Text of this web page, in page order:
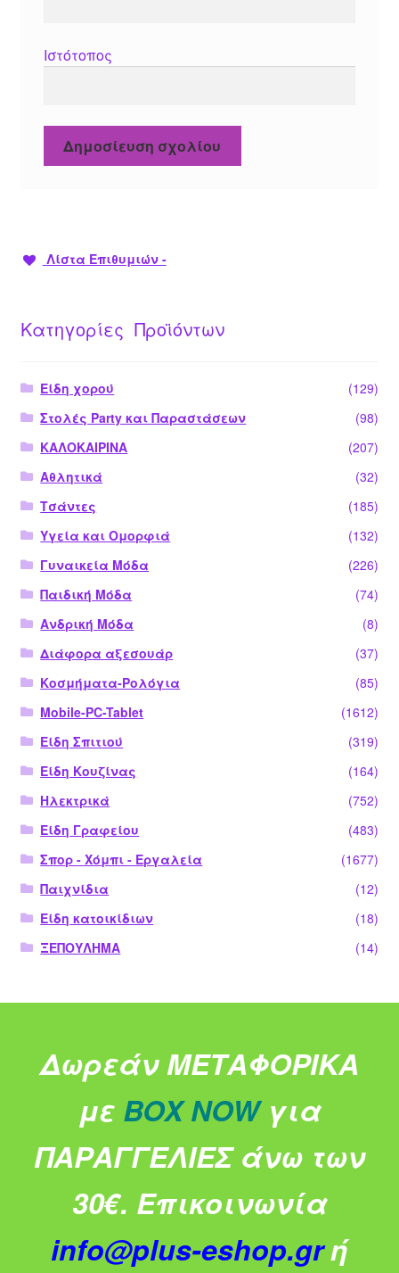
Ιστότοπος
Λίστα Επιθυμιών -
Κατηγορίες Προϊόντων
Είδη χορού
(129)
Στολές Party και Παραστάσεων
(98)
ΚΑΛΟΚΑΙΡΙΝΑ
(207)
Αθλητικά
(32)
Τσάντες
(185)
Υγεία και Ομορφιά
(132)
Γυναικεία Μόδα
(226)
Παιδική Μόδα
(74)
Ανδρική Μόδα
(8)
Διάφορα αξεσουάρ
(37)
Κοσμήματα-Ρολόγια
(85)
Mobile-PC-Tablet
(1612)
Είδη Σπιτιού
(319)
Είδη Κουζίνας
(164)
Ηλεκτρικά
(752)
Είδη Γραφείου
(483)
Σπορ - Χόμπι - Εργαλεία
(1677)
Παιχνίδια
(12)
Είδη κατοικίδιων
(18)
ΞΕΠΟΥΛΗΜΑ
(14)
Δωρεάν ΜΕΤΑΦΟΡΙΚΑ
με BOX NOW για
ΠΑΡΑΓΓΕΛΙΕΣ άνω των
30€. Επικοινωνία
info@plus-eshop.grή